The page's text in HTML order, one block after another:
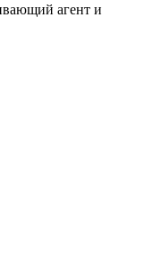
агент и